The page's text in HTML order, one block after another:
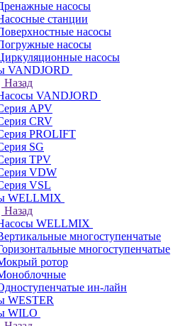
насосы
станции
насосы
насосы
насосы
VANDJORD
Назад
VANDJORD
APV
CRV
PROLIFT
SG
TPV
VDW
VSL
WELLMIX
Назад
WELLMIX
многоступенчатые
многоступенчатые
ротор
ин-лайн
WESTER
WILO